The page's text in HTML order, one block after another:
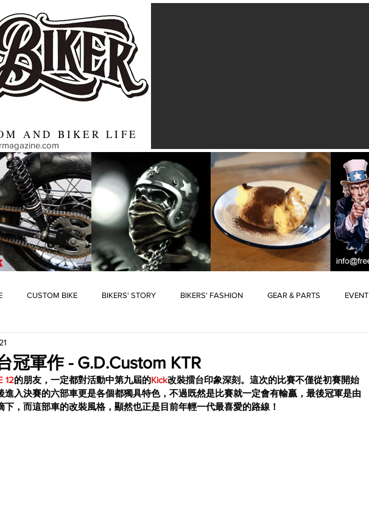
AND BIKER LIFE
CUSTOM BIKE BIKERS' STORY BIKERS' FASHION GEAR & PARTS EVENT
冠軍作 - G.D.Custom KTR
12的朋友，一定都對活動中第九屆的Kick改裝擂台印象深刻。這次的比賽不僅從初賽開始
進入決賽的六部車更是各個都獨具特色，不過既然是比賽就一定會有輸贏，最後冠軍是由
下，而這部車的改裝風格，顯然也正是目前年輕一代最喜愛的路線！